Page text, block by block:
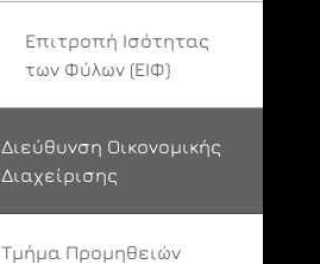
Επιτροπή Ισότητας
των Φύλων (ΕΙΦ)
Διεύθυνση Οικονομικής
Διαχείρισης
Τμήμα Προμηθειών